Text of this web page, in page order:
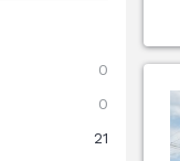
0
0
21